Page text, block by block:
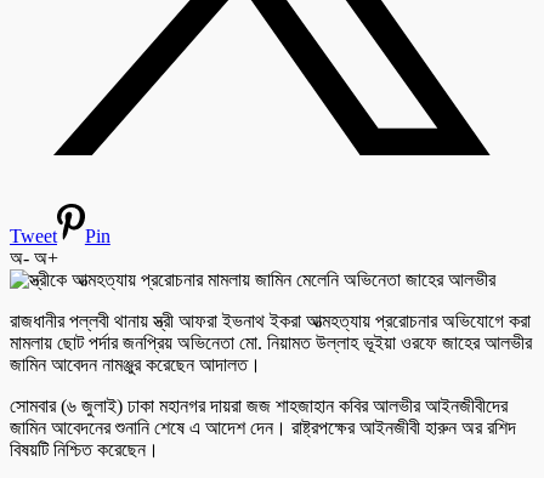
Tweet
Pin
অ- অ+
রাজধানীর পল্লবী থানায় স্ত্রী আফরা ইভনাথ ইকরা আত্মহত্যায় প্ররোচনার অভিযোগে করা
মামলায় ছোট পর্দার জনপ্রিয় অভিনেতা মো. নিয়ামত উল্লাহ ভূইয়া ওরফে জাহের আলভীর
জামিন আবেদন নামঞ্জুর করেছেন আদালত।
সোমবার (৬ জুলাই) ঢাকা মহানগর দায়রা জজ শাহজাহান কবির আলভীর আইনজীবীদের
জামিন আবেদনের শুনানি শেষে এ আদেশ দেন। রাষ্ট্রপক্ষের আইনজীবী হারুন অর রশিদ
বিষয়টি নিশ্চিত করেছেন।